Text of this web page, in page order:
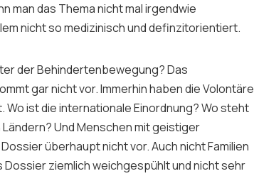
man das Thema nicht mal irgendwie
nicht so medizinisch und definzitorientiert.
der Behindertenbewegung? Das
gar nicht vor. Immerhin haben die Volontäre
ist die internationale Einordnung? Wo steht
Und Menschen mit geistiger
überhaupt nicht vor. Auch nicht Familien
Dossier ziemlich weichgespühlt und nicht sehr